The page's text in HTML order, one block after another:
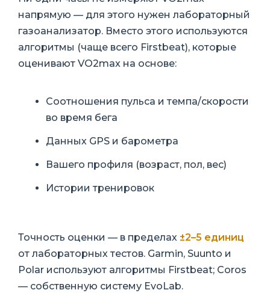
напрямую — для этого нужен лабораторный
газоанализатор. Вместо этого используются
алгоритмы (чаще всего Firstbeat), которые
оценивают VO2max на основе:
Соотношения пульса и темпа/скорости
во время бега
Данных GPS и барометра
Вашего профиля (возраст, пол, вес)
Истории тренировок
Точность оценки — в пределах ±2–5 единиц
от лабораторных тестов. Garmin, Suunto и
Polar используют алгоритмы Firstbeat; Coros
— собственную систему EvoLab.